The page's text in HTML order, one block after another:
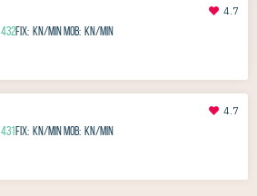
4.7
432Fix: kn/minMob: kn/min
4.7
431Fix: kn/minMob: kn/min